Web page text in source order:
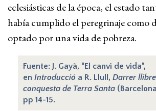
eclesiásticas de la época, el estado
había cumplido el peregrinaje como
optado por una vida de pobreza.
Fuente: J. Gayà, “El canvi de vida”,
en Introducció a R. Llull, Darrer
conquesta de Terra Santa
pp 14-15.